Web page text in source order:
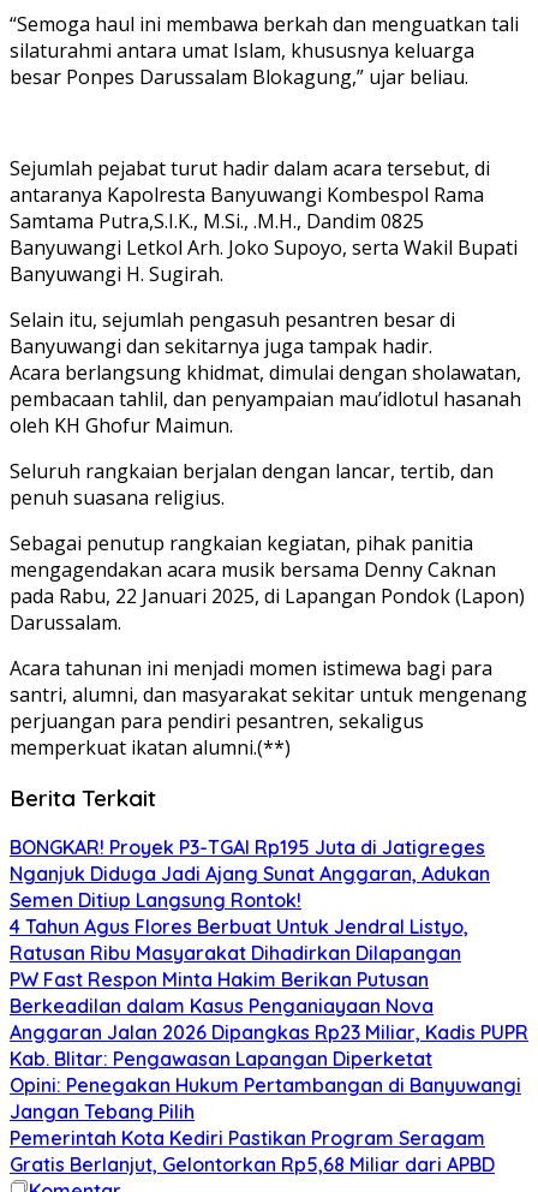
“Semoga haul ini membawa berkah dan menguatkan tali
silaturahmi antara umat Islam, khususnya keluarga
besar Ponpes Darussalam Blokagung,” ujar beliau.
Sejumlah pejabat turut hadir dalam acara tersebut, di
antaranya Kapolresta Banyuwangi Kombespol Rama
Samtama Putra,S.I.K., M.Si., .M.H., Dandim 0825
Banyuwangi Letkol Arh. Joko Supoyo, serta Wakil Bupati
Banyuwangi H. Sugirah.
Selain itu, sejumlah pengasuh pesantren besar di
Banyuwangi dan sekitarnya juga tampak hadir.
Acara berlangsung khidmat, dimulai dengan sholawatan,
pembacaan tahlil, dan penyampaian mau’idlotul hasanah
oleh KH Ghofur Maimun.
Seluruh rangkaian berjalan dengan lancar, tertib, dan
penuh suasana religius.
Sebagai penutup rangkaian kegiatan, pihak panitia
mengagendakan acara musik bersama Denny Caknan
pada Rabu, 22 Januari 2025, di Lapangan Pondok (Lapon)
Darussalam.
Acara tahunan ini menjadi momen istimewa bagi para
santri, alumni, dan masyarakat sekitar untuk mengenang
perjuangan para pendiri pesantren, sekaligus
memperkuat ikatan alumni.(**)
Berita Terkait
BONGKAR! Proyek P3-TGAI Rp195 Juta di Jatigreges
Nganjuk Diduga Jadi Ajang Sunat Anggaran, Adukan
Semen Ditiup Langsung Rontok!
4 Tahun Agus Flores Berbuat Untuk Jendral Listyo,
Ratusan Ribu Masyarakat Dihadirkan Dilapangan
PW Fast Respon Minta Hakim Berikan Putusan
Berkeadilan dalam Kasus Penganiayaan Nova
Anggaran Jalan 2026 Dipangkas Rp23 Miliar, Kadis PUPR
Kab. Blitar: Pengawasan Lapangan Diperketat
Opini: Penegakan Hukum Pertambangan di Banyuwangi
Jangan Tebang Pilih
Pemerintah Kota Kediri Pastikan Program Seragam
Gratis Berlanjut, Gelontorkan Rp5,68 Miliar dari APBD